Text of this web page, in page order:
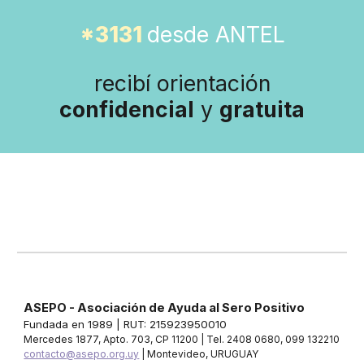
*3131 desde ANTEL
recibí orientación
confidencial y gratuita
ASEPO - Asociación de Ayuda al Sero Positivo
Fundada en1989 | RUT: 215923950010
Mercedes 1877, Apto. 703, CP 11200 | Tel. 2408 0680, 099 132210
contacto@asepo.org.uy | Montevideo, URUGUAY